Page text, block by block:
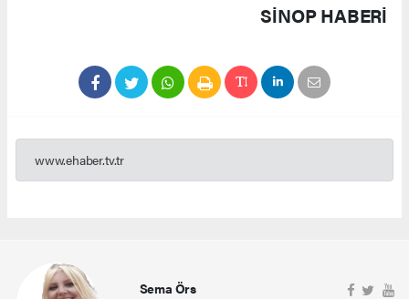
SINOP HABERİ
www.ehaber.tv.tr
Sema Örs